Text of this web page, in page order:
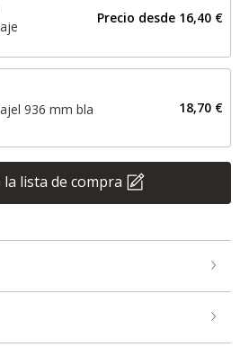
Precio desde 16,40 €
936 mm bla 18,70 €
lista de compra